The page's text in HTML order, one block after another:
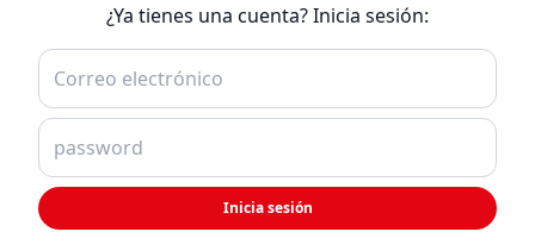
¿Ya tienes una cuenta? Inicia sesión:
Inicia sesión